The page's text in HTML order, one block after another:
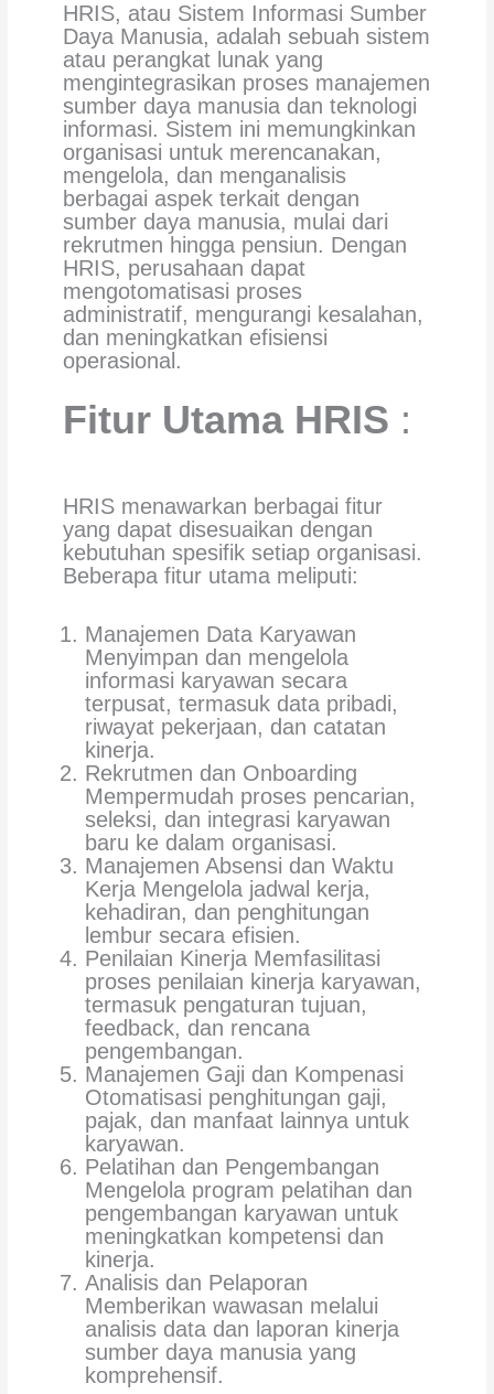
HRIS, atau Sistem Informasi Sumber
Daya Manusia, adalah sebuah sistem
atau perangkat lunak yang
mengintegrasikan proses manajemen
sumber daya manusia dan teknologi
informasi. Sistem ini memungkinkan
organisasi untuk merencanakan,
mengelola, dan menganalisis
berbagai aspek terkait dengan
sumber daya manusia, mulai dari
rekrutmen hingga pensiun. Dengan
HRIS, perusahaan dapat
mengotomatisasi proses
administratif, mengurangi kesalahan,
dan meningkatkan efisiensi
operasional.
Fitur Utama HRIS :
HRIS menawarkan berbagai fitur
yang dapat disesuaikan dengan
kebutuhan spesifik setiap organisasi.
Beberapa fitur utama meliputi:
Manajemen Data Karyawan
Menyimpan dan mengelola
informasi karyawan secara
terpusat, termasuk data pribadi,
riwayat pekerjaan, dan catatan
kinerja.
Rekrutmen dan Onboarding
Mempermudah proses pencarian,
seleksi, dan integrasi karyawan
baru ke dalam organisasi.
Manajemen Absensi dan Waktu
Kerja Mengelola jadwal kerja,
kehadiran, dan penghitungan
lembur secara efisien.
Penilaian Kinerja Memfasilitasi
proses penilaian kinerja karyawan,
termasuk pengaturan tujuan,
feedback, dan rencana
pengembangan.
Manajemen Gaji dan Kompenasi
Otomatisasi penghitungan gaji,
pajak, dan manfaat lainnya untuk
karyawan.
Pelatihan dan Pengembangan
Mengelola program pelatihan dan
pengembangan karyawan untuk
meningkatkan kompetensi dan
kinerja.
Analisis dan Pelaporan
Memberikan wawasan melalui
analisis data dan laporan kinerja
sumber daya manusia yang
komprehensif.